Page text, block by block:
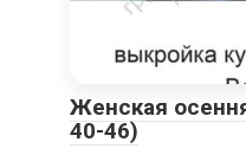
Женская
40-46)